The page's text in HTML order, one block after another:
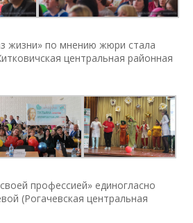
жизни» по мнению жюри стала
центральная районная
профессией» единогласно
(Рогачевская центральная